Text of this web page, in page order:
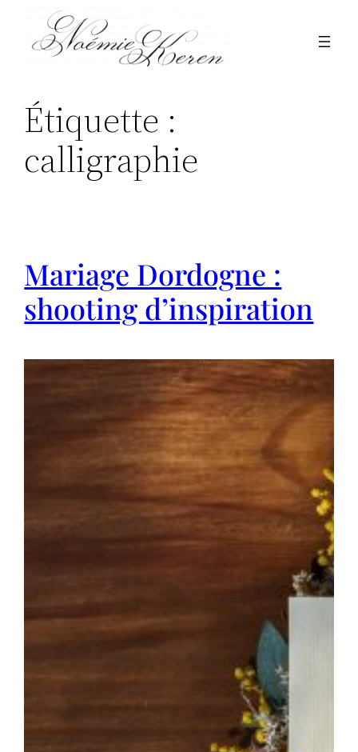
contenu
Étiquette :
calligraphie
Mariage Dordogne :
shooting d’inspiration